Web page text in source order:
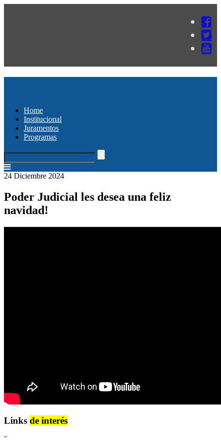
Home
Institucional
Juramentos
Programas
24 Diciembre 2024
Poder Judicial les desea una feliz
navidad!
Links de interés